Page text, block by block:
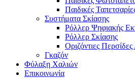
Παιδικές
Συστήματα Σκίασης
Ρόλλερ Ψηφιακής
Ρόλλερ Σκίασης
Οριζόντιες
Γκαζόν
Φύλαξη Χαλιών
Επικοινωνία